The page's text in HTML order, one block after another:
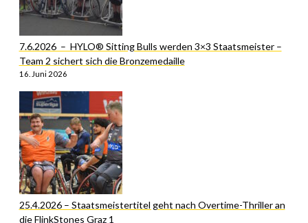
7.6.2026 – HYLO® Sitting Bulls werden 3×3 Staatsmeister –
Team 2 sichert sich die Bronzemedaille
16. Juni 2026
25.4.2026 – Staatsmeistertitel geht nach Overtime-Thriller an
die FlinkStones Graz 1